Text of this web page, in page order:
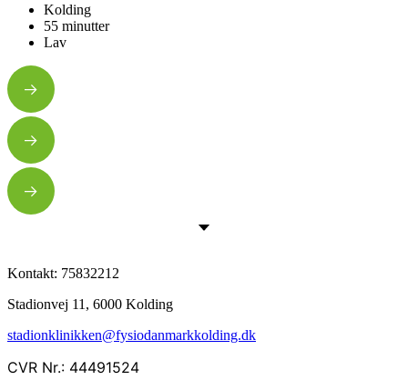
Kolding
55 minutter
Lav
Kontakt: 75832212
Stadionvej 11, 6000 Kolding
stadionklinikken@fysiodanmarkkolding.dk
CVR Nr.: 44491524